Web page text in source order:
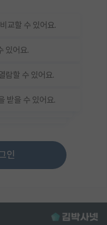
교할 수 있어요.
있어요.
람할 수 있어요.
받을 수 있어요.
인